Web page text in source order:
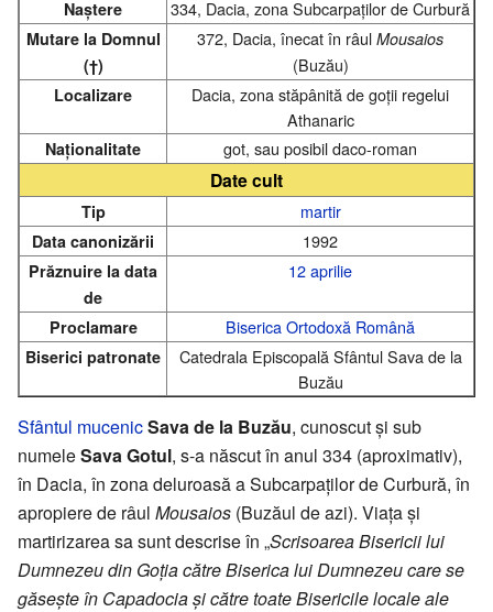
Naștere 334, Dacia, zona Subcarpaților de Curbură
Mutare la Domnul
(†)
372, Dacia, înecat în râul Mousaios
(Buzău)
Localizare
Dacia, zona stăpânită de goții regelui
Athanaric
Naționalitate got, sau posibil daco-roman
Date cult
Tip martir
Data canonizării 1992
Prăznuire la data
de
12 aprilie
Proclamare Biserica Ortodoxă Română
Biserici patronate
Catedrala Episcopală Sfântul Sava de la
Buzău
Sfântul mucenicSava de la Buzău, cunoscut și sub
numeleSava Gotul, s-a născut în anul 334 (aproximativ),
în Dacia, în zona deluroasă a Subcarpaților de Curbură, în
apropiere de râul Mousaios (Buzăul de azi). Viața și
martirizarea sa sunt descrise în „Scrisoarea Bisericii lui
Dumnezeu din Goția către Biserica lui Dumnezeu care se
găsește în Capadocia și către toate Bisericile locale ale